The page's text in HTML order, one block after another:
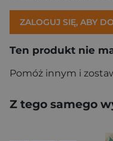
ZALOGUJ SIĘ, ABY
Ten produkt nie
Pomóż innym i
Z tego samego